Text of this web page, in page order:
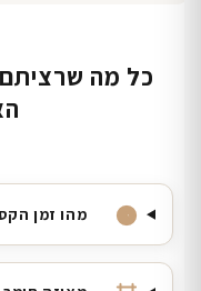
כל מה שרציתם
מהו זמן